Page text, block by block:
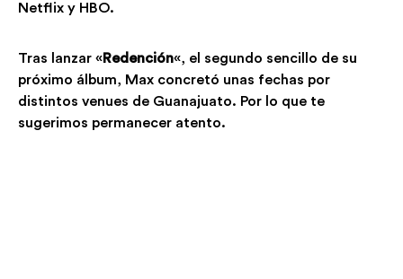
Netflix y HBO.
Tras lanzar «Redención«, el segundo sencillo de su
próximo álbum, Max concretó unas fechas por
distintos venues de Guanajuato. Por lo que te
sugerimos permanecer atento.